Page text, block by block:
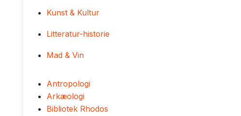
Kunst & Kultur
Litteratur-historie
Mad & Vin
Antropologi
Arkæologi
Bibliotek Rhodos